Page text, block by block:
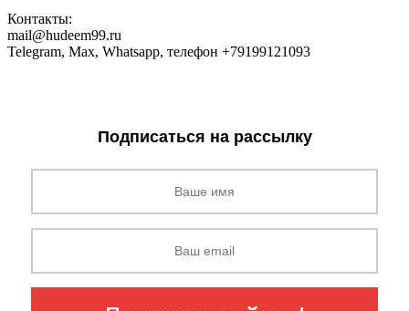
Контакты:
mail@hudeem99.ru
Telegram, Max, Whatsapp, телефон +79199121093
Подписаться на рассылку